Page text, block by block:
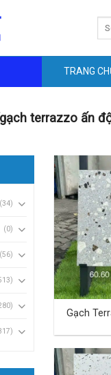
TRANG
terrazzo ấn
(34)
(0)
(56)
Gạch